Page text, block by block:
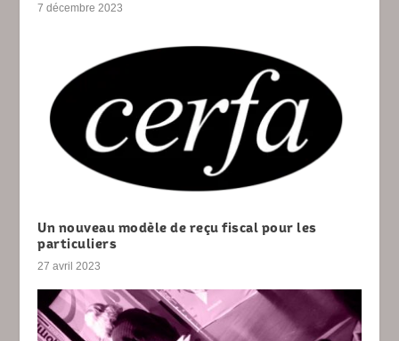
7 décembre 2023
Un nouveau modèle de reçu fiscal pour les
particuliers
27 avril 2023